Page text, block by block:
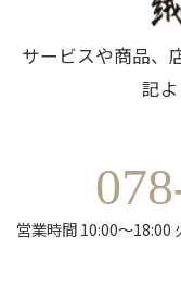
サービスや商品、
記
営業時間 10:00～18:00